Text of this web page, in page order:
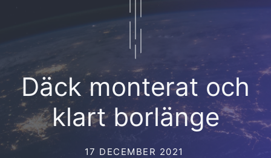
Däck monterat och
klart borlänge
17 DECEMBER 2021